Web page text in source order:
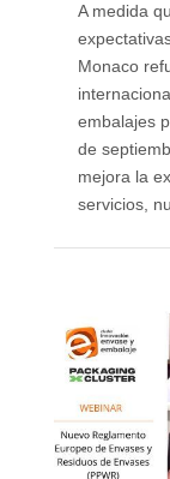
A medida
Monaco
embalajes
de
mejora la
servicios,